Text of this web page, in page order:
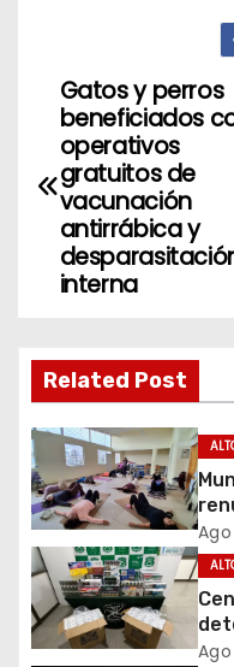
N
v
a
c
i
ó
n
d
e
Gatos y perros
beneficiados
operativos
gratuitos de
vacunación
antirrábica y
interna
Related Post
de